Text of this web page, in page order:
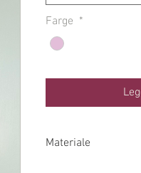
Farge *
Materiale